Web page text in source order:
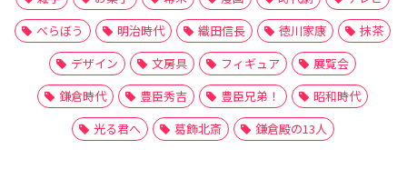
べらぼう
明治時代 織田信長 徳川家康
抹茶
デザイン
文房具 フィギュア
展覧会
鎌倉時代
豊臣秀吉 豊臣兄弟！
昭和時代
光る君へ
葛飾北斎 鎌倉殿の13人